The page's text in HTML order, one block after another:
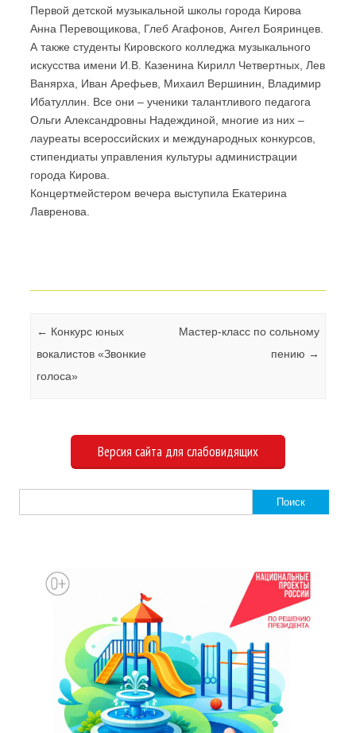
Первой детской музыкальной школы города Кирова
Анна Перевощикова, Глеб Агафонов, Ангел Бояринцев.
А также студенты Кировского колледжа музыкального
искусства имени И.В. Казенина Кирилл Четвертных, Лев
Ванярха, Иван Арефьев, Михаил Вершинин, Владимир
Ибатуллин. Все они – ученики талантливого педагога
Ольги Александровны Надеждиной, многие из них –
лауреаты всероссийских и международных конкурсов,
стипендиаты управления культуры администрации
города Кирова.
Концертмейстером вечера выступила Екатерина
Лавренова.
Навигация по записям
← Конкурс юных
вокалистов «Звонкие
голоса»
Мастер-класс по сольному
пению →
Версия сайта для слабовидящих